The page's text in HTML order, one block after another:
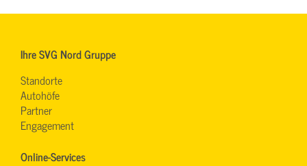
Ihre SVG Nord Gruppe
Standorte
Autohöfe
Partner
Engagement
Online-Services